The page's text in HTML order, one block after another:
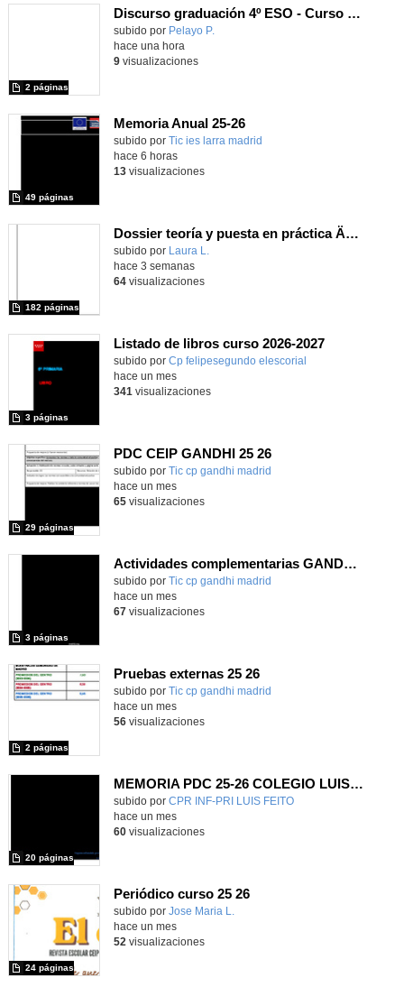
Discurso graduación 4º ESO - Curso 25/26
subido por Pelayo P.
2 páginas
hace una hora
9visualizaciones
Memoria Anual 25-26
subido por Tic ies larra madrid
49 páginas
hace 6 horas
13visualizaciones
Dossier teoría y puesta en práctica Äprendizaje Basado en Juegos en Educación Infantil y Primaria
Contenido educativo.
subido por Laura L.
182 páginas
hace 3 semanas
64visualizaciones
Listado de libros curso 2026-2027
Contenido educativo.
subido por Cp felipesegundo elescorial
3 páginas
hace un mes
341 visualizaciones
PDC CEIP GANDHI 25 26
subido por Tic cp gandhi madrid
29 páginas
hace un mes
65visualizaciones
Actividades complementarias GANDHI 25 26
subido por Tic cp gandhi madrid
3 páginas
hace un mes
67visualizaciones
Pruebas externas 25 26
subido por Tic cp gandhi madrid
2 páginas
hace un mes
56visualizaciones
MEMORIA PDC 25-26 COLEGIO LUIS FEITO
Contenido educativo.
subido por CPR INF-PRI LUIS FEITO
20 páginas
-
hace un mes
60visualizaciones
Periódico curso 25 26
Contenido educativo.
subido por Jose Maria L.
24 páginas
hace un mes
52 visualizaciones